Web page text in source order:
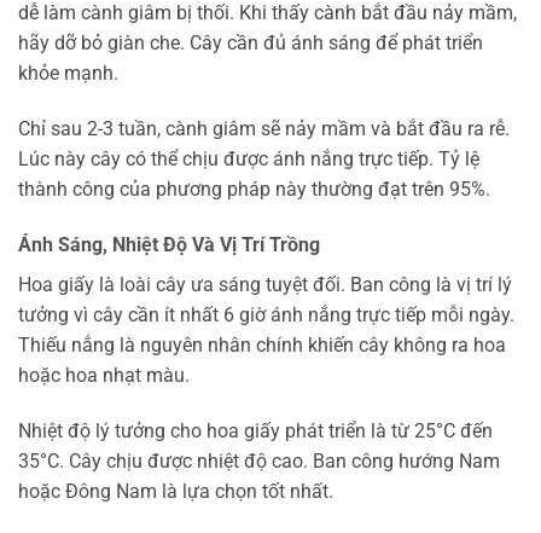
dễ làm cành giâm bị thối. Khi thấy cành bắt đầu nảy mầm,
hãy dỡ bỏ giàn che. Cây cần đủ ánh sáng để phát triển
khỏe mạnh.
Chỉ sau 2-3 tuần, cành giâm sẽ nảy mầm và bắt đầu ra rễ.
Lúc này cây có thể chịu được ánh nắng trực tiếp. Tỷ lệ
thành công của phương pháp này thường đạt trên 95%.
Ánh Sáng, Nhiệt Độ Và Vị Trí Trồng
Hoa giấy là loài cây ưa sáng tuyệt đối. Ban công là vị trí lý
tưởng vì cây cần ít nhất 6 giờ ánh nắng trực tiếp mỗi ngày.
Thiếu nắng là nguyên nhân chính khiến cây không ra hoa
hoặc hoa nhạt màu.
Nhiệt độ lý tưởng cho hoa giấy phát triển là từ 25°C đến
35°C. Cây chịu được nhiệt độ cao. Ban công hướng Nam
hoặc Đông Nam là lựa chọn tốt nhất.